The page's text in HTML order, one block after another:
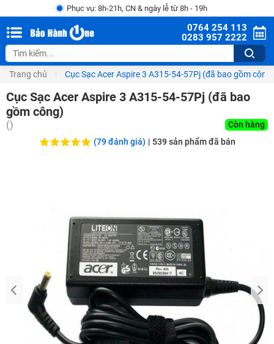
Phục vụ: 8h-21h, CN & ngày lễ từ 8h - 19h
0764 254 113
0283 957 2222
Trang chủ Cục Sạc Acer Aspire 3 A315-54-57Pj (đã bao gồm công)
Cục Sạc Acer Aspire 3 A315-54-57Pj (đã bao
gồm công)
()
Còn hàng
(79 đánh giá) | 539sản phẩm đã bán